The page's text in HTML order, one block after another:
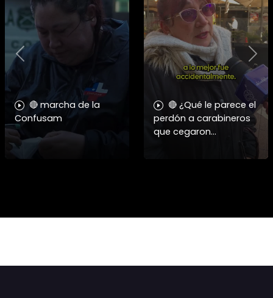
🔴 marcha de la
Confusam
🔴 ¿Qué le parece el
perdón a carabineros
que cegaron
Previous